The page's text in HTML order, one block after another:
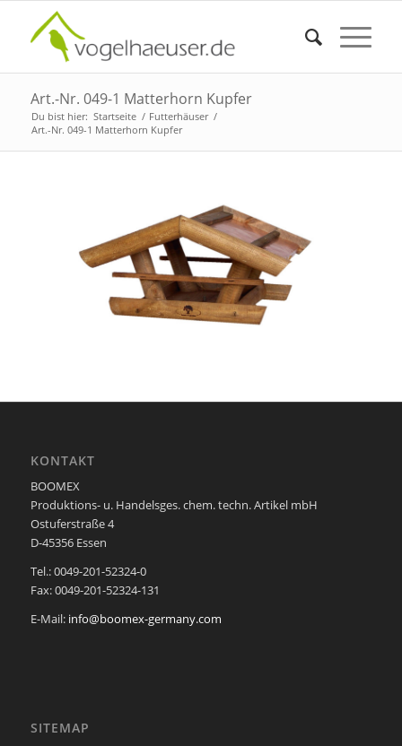
Art.-Nr. 049-1 Matterhorn Kupfer
Du bist hier: Startseite / Futterhäuser /
Art.-Nr. 049-1 Matterhorn Kupfer
KONTAKT
BOOMEX
Produktions- u. Handelsges. chem. techn. Artikel mbH
Ostuferstraße 4
D-45356 Essen
Tel.: 0049-201-52324-0
Fax: 0049-201-52324-131
E-Mail: info@boomex-germany.com
SITEMAP